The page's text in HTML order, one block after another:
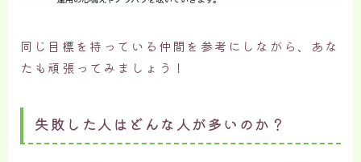
同じ目標を持っている仲間を参考にしながら、あな
たも頑張ってみましょう！
失敗した人はどんな人が多いのか？